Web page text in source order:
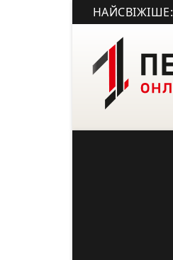
НАЙСВІЖІШЕ: